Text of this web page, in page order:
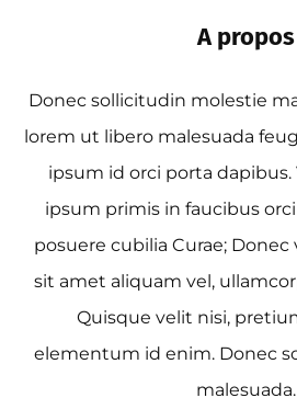
A propos
Donec sollicitudin molestie
lorem ut libero malesuada
ipsum id orci porta
ipsum primis in faucibus
posuere cubilia Curae;
sit amet aliquam vel,
Quisque velit nisi,
elementum id enim. Donec
malesuada.